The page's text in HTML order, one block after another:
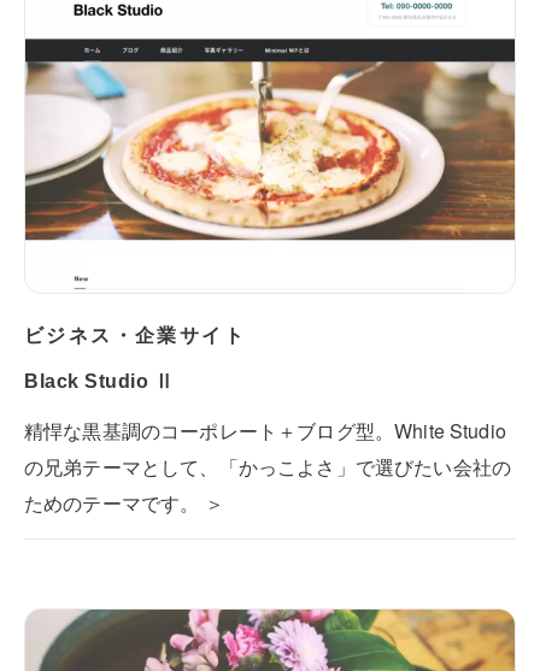
ビジネス・企業サイト
Black Studio Ⅱ
精悍な黒基調のコーポレート＋ブログ型。White Studio
の兄弟テーマとして、「かっこよさ」で選びたい会社の
ためのテーマです。 ＞